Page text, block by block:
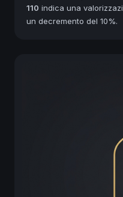
110 indica una
un decremento del 10%.